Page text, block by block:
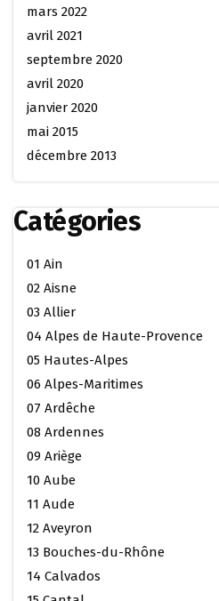
mars 2022
avril 2021
septembre 2020
avril 2020
janvier 2020
mai 2015
décembre 2013
Catégories
01 Ain
02 Aisne
03 Allier
04 Alpes de Haute-Provence
05 Hautes-Alpes
06 Alpes-Maritimes
07 Ardêche
08 Ardennes
09 Ariège
10 Aube
11 Aude
12 Aveyron
13 Bouches-du-Rhône
14 Calvados